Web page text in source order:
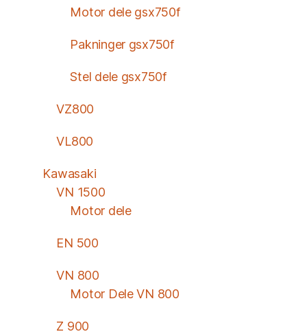
Motor dele gsx750f
Pakninger gsx750f
Stel dele gsx750f
VZ800
VL800
Kawasaki
VN 1500
Motor dele
EN 500
VN 800
Motor Dele VN 800
Z 900